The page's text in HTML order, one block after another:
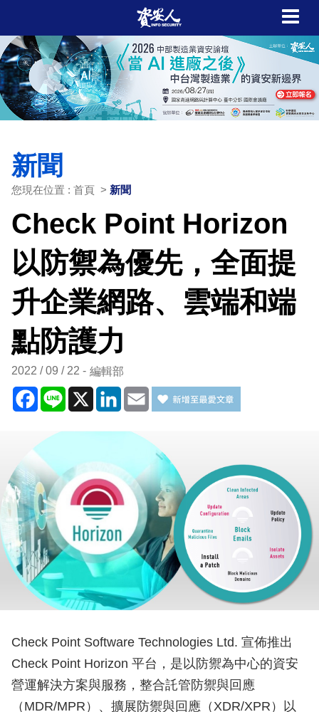
新聞
您現在位置 : 首頁 > 新聞
Check Point Horizon
以防禦為優先，全面提
升企業網路、雲端和端
點防護力
2022 / 09 / 22 編輯部
Facebook
Line X LinkedIn
Email
Check Point Software Technologies Ltd. 宣佈推出
Check Point Horizon 平台，是以防禦為中心的資安
營運解決方案與服務，整合託管防禦與回應
（MDR/MPR）、擴展防禦與回應（XDR/XPR）以